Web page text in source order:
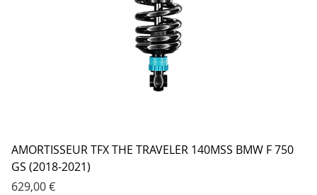
AMORTISSEUR TFX THE TRAVELER 140MSS BMW F 750
GS (2018-2021)
Prix
629,00 €